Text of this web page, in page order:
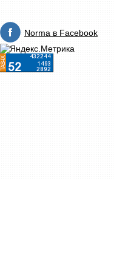
Norma в Facebook